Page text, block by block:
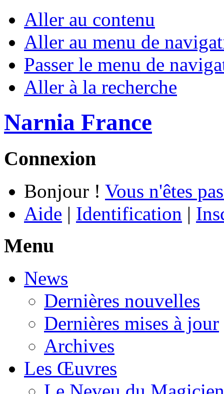
Aller au contenu
Aller au menu de
Passer le menu de
Aller à la recherche
Narnia France
Connexion
Bonjour ! Vous n'êtes
Aide | Identification |
Menu
News
Dernières nouvelles
Dernières mises à jour
Archives
Les Œuvres